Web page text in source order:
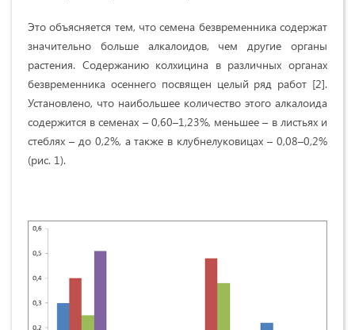
Это объясняется тем, что семена безвременника содержат
значительно больше алкалоидов, чем другие органы
растения. Содержанию колхицина в различных органах
безвременника осеннего посвящен целый ряд работ [2].
Установлено, что наибольшее количество этого алкалоида
содержится в семенах – 0,60–1,23%, меньшее – в листьях и
стеблях – до 0,2%, а также в клубнелуковицах – 0,08–0,2%
(рис. 1).